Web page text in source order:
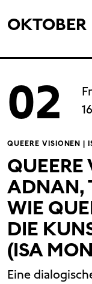
OKTOBER
02
QUEERE VISIONEN |
QUEERE
ADNAN,
WIE
DIE
(ISA
Eine